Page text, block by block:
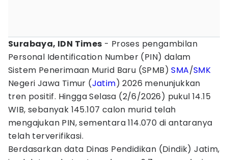
Surabaya, IDN Times - Proses pengambilan
Personal Identification Number (PIN) dalam
Sistem Penerimaan Murid Baru (SPMB)SMA/SMK
Negeri Jawa Timur (Jatim) 2026 menunjukkan
tren positif. Hingga Selasa (2/6/2026) pukul 14.15
WIB, sebanyak 145.107 calon murid telah
mengajukan PIN, sementara 114.070 di antaranya
telah terverifikasi.
Berdasarkan data Dinas Pendidikan (Dindik) Jatim,